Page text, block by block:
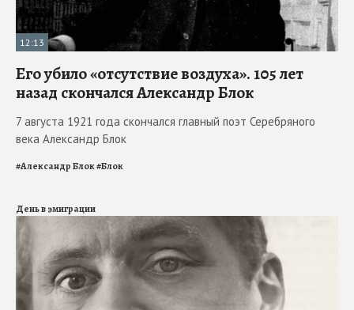
12:13
Его убило «отсутствие воздуха». 105 лет
назад скончался Александр Блок
7 августа 1921 года скончался главный поэт Серебряного
века Александр Блок
#Александр Блок#Блок
День в эмиграции